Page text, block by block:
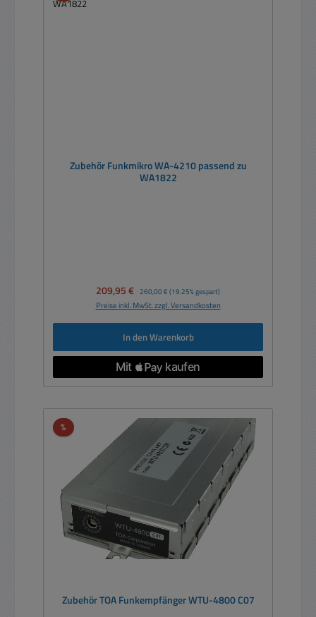
Zubehör Funkmikro WA-4210 passend zu
WA1822
Verkaufspreis:
209,95 € Regulärer Preis:
260,00 € (19.25% gespart)
Preise inkl. MwSt. zzgl. Versandkosten
In den Warenkorb
%Rabatt
Zubehör TOA Funkempfänger WTU-4800 C07